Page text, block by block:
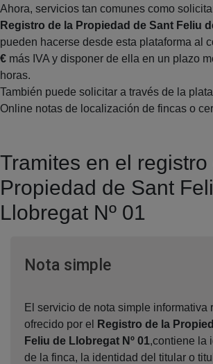
Ahora, servicios tan comunes como
Registro de la Propiedad de Sant Feliu
pueden hacerse desde esta plataforma al
€ más IVA y disponer de ella en un plazo
horas.
También puede solicitar a través de la
Online notas de localización de fincas o
Tramites en el registro
Propiedad de Sant
Llobregat Nº 01
Nota simpleVentana nueva
El servicio de nota simple informativa
ofrecido por el
Registro de la
Feliu de Llobregat Nº 01,contiene la
de la finca, la identidad del titular o